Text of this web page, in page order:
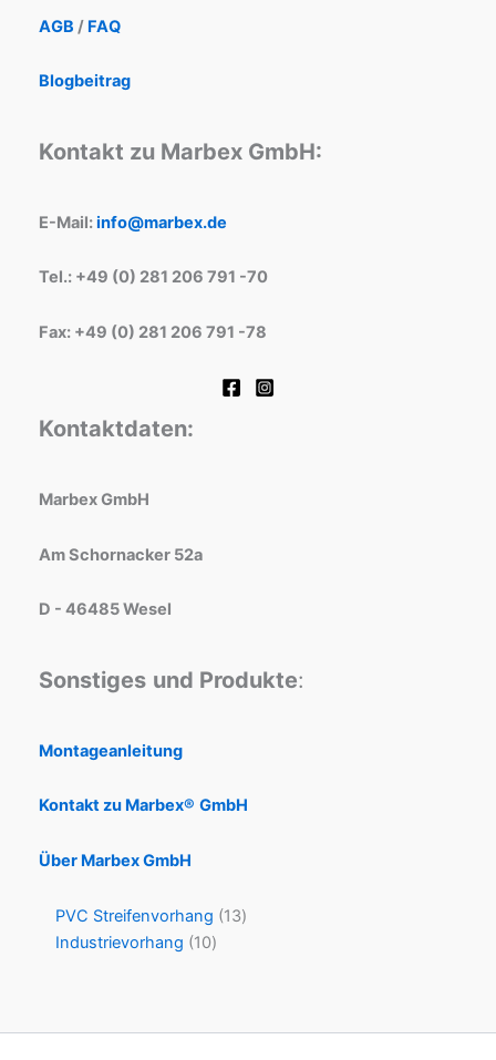
AGB / FAQ
Blogbeitrag
Kontakt zu Marbex GmbH:
E-Mail:info@marbex.de
Tel.: +49 (0) 281 206 791 -70
Fax: +49 (0) 281 206 791 -78
Kontaktdaten:
Marbex GmbH
Am Schornacker 52a
D - 46485 Wesel
Sonstiges und Produkte:
Montageanleitung
Kontakt zu Marbex® GmbH
Über Marbex GmbH
PVC Streifenvorhang 13
Industrievorhang 10